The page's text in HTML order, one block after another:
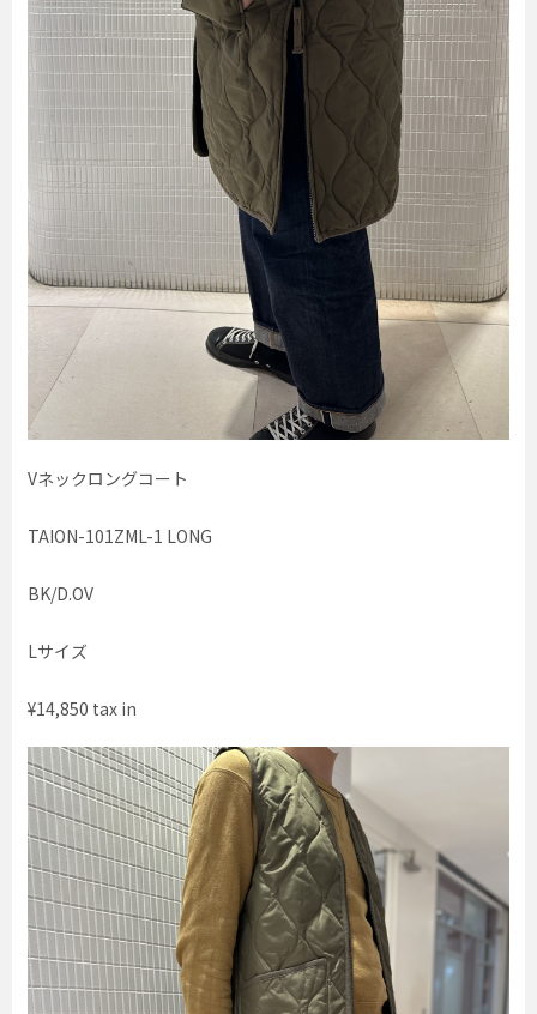
Vネックロングコート
TAION-101ZML-1 LONG
BK/D.OV
Lサイズ
¥14,850 tax in